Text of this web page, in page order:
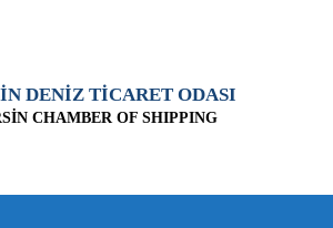
DENİZ TİCARET ODASI
CHAMBER OF SHIPPING